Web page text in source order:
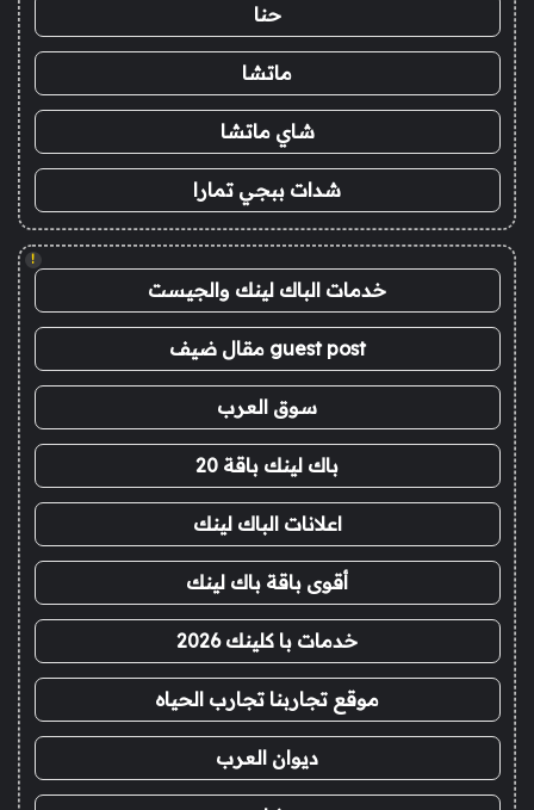
حنا
ماتشا
شاي ماتشا
شدات ببجي تمارا
!
خدمات الباك لينك والجيست
guest post مقال ضيف
سوق العرب
باك لينك باقة 20
اعلانات الباك لينك
أقوى باقة باك لينك
خدمات با كلينك 2026
موقع تجاربنا تجارب الحياه
ديوان العرب